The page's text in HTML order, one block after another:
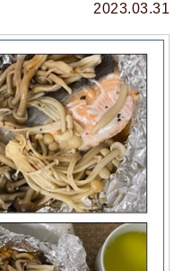
2023.03.31